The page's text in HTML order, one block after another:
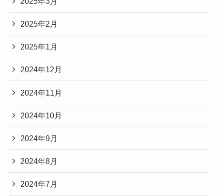
2025年2月
2025年1月
2024年12月
2024年11月
2024年10月
2024年9月
2024年8月
2024年7月